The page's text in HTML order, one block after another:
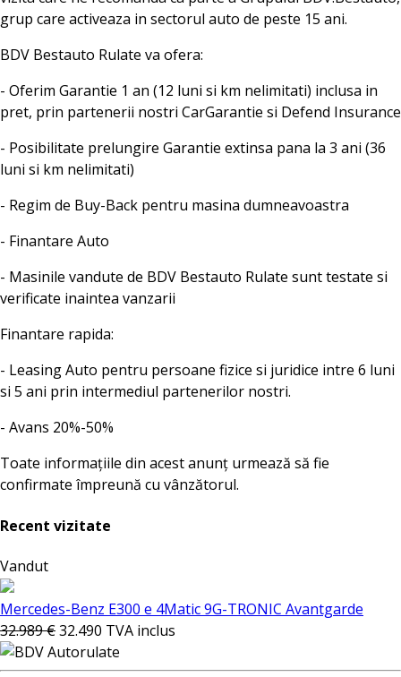
grup care activeaza in sectorul auto de peste 15 ani.
BDV Bestauto Rulate va ofera:
- Oferim Garantie 1 an (12 luni si km nelimitati) inclusa in
pret, prin partenerii nostri CarGarantie si Defend Insurance
- Posibilitate prelungire Garantie extinsa pana la 3 ani (36
luni si km nelimitati)
- Regim de Buy-Back pentru masina dumneavoastra
- Finantare Auto
- Masinile vandute de BDV Bestauto Rulate sunt testate si
verificate inaintea vanzarii
Finantare rapida:
- Leasing Auto pentru persoane fizice si juridice intre 6 luni
si 5 ani prin intermediul partenerilor nostri.
- Avans 20%-50%
Toate informațiile din acest anunț urmează să fie
confirmate împreună cu vânzătorul.
Recent vizitate
Vandut
Mercedes-Benz E300 e 4Matic 9G-TRONIC Avantgarde
32.989 €32.490 TVA inclus